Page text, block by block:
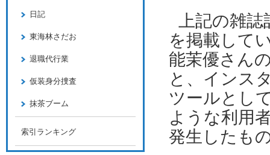
上記の雑誌
を掲載して
能茉優さん
と、インス
ツールとし
ような利用
発生したも
日記
東海林さだお
退職代行業
仮装身分捜査
抹茶ブーム
索引ランキング